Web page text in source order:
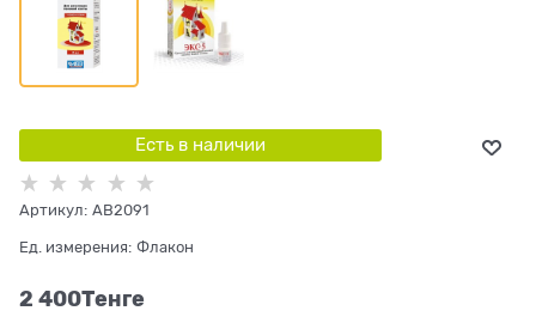
Есть в наличии
Артикул: AB2091
Ед. измерения: Флакон
2 400Tенге